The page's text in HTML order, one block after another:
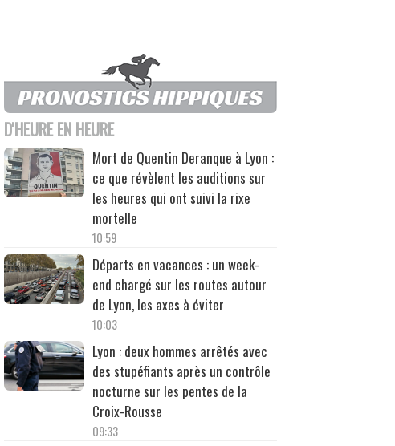
D'HEURE EN HEURE
Mort de Quentin Deranque à Lyon :
ce que révèlent les auditions sur
les heures qui ont suivi la rixe
mortelle
10:59
Départs en vacances : un week-
end chargé sur les routes autour
de Lyon, les axes à éviter
10:03
Lyon : deux hommes arrêtés avec
des stupéfiants après un contrôle
nocturne sur les pentes de la
Croix-Rousse
09:33